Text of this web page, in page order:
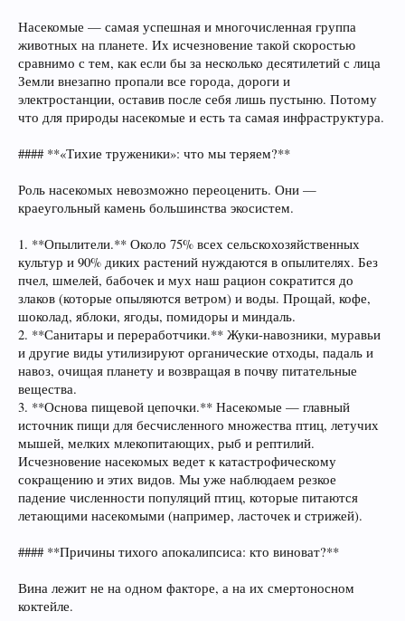
Насекомые — самая успешная и многочисленная группа
животных на планете. Их исчезновение такой скоростью
сравнимо с тем, как если бы за несколько десятилетий с лица
Земли внезапно пропали все города, дороги и
электростанции, оставив после себя лишь пустыню. Потому
что для природы насекомые и есть та самая инфраструктура.
#### **«Тихие труженики»: что мы теряем?**
Роль насекомых невозможно переоценить. Они —
краеугольный камень большинства экосистем.
1. **Опылители.** Около 75% всех сельскохозяйственных
культур и 90% диких растений нуждаются в опылителях. Без
пчел, шмелей, бабочек и мух наш рацион сократится до
злаков (которые опыляются ветром) и воды. Прощай, кофе,
шоколад, яблоки, ягоды, помидоры и миндаль.
2. **Санитары и переработчики.** Жуки-навозники, муравьи
и другие виды утилизируют органические отходы, падаль и
навоз, очищая планету и возвращая в почву питательные
вещества.
3. **Основа пищевой цепочки.** Насекомые — главный
источник пищи для бесчисленного множества птиц, летучих
мышей, мелких млекопитающих, рыб и рептилий.
Исчезновение насекомых ведет к катастрофическому
сокращению и этих видов. Мы уже наблюдаем резкое
падение численности популяций птиц, которые питаются
летающими насекомыми (например, ласточек и стрижей).
#### **Причины тихого апокалипсиса: кто виноват?**
Вина лежит не на одном факторе, а на их смертоносном
коктейле.